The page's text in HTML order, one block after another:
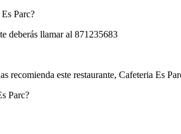
Parc?
deberás llamar al 871235683
recomienda este restaurante, Cafeteria Es
Parc?